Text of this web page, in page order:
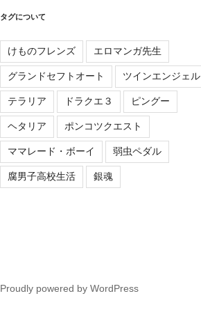
タグについて
けものフレンズ エロマンガ先生
グランドセフトオート ツインエンジェル
テラリア ドラクエ３ ピングー
ヘタリア ポンコツクエスト
ママレード・ボーイ 弱虫ペダル
腐男子高校生活 銀魂
Proudly powered by WordPress